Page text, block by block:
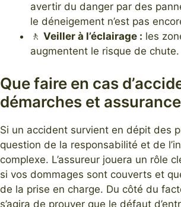
avertir du danger par des
le déneigement n’est pas
🚶 Veiller à l’éclairage : les
augmentent le risque de chute.
Que faire en cas
démarches et assurance
Si un accident survient en dépit des
question de la responsabilité et de
complexe. L’assureur jouera un rôle
si vos dommages sont couverts et
de la prise en charge. Du côté du
s’agira de prouver que le défaut